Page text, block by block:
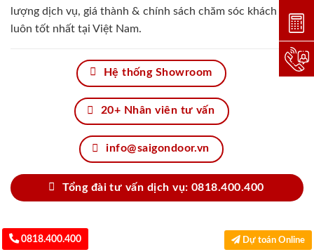
lượng dịch vụ, giá thành & chính sách chăm sóc khách hàng
luôn tốt nhất tại Việt Nam.
Hệ thống Showroom
20+ Nhân viên tư vấn
info@saigondoor.vn
Tổng đài tư vấn dịch vụ: 0818.400.400
0818.400.400 Dự toán Online
Dự